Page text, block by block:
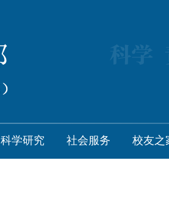
科学研究 社会服务 校友之